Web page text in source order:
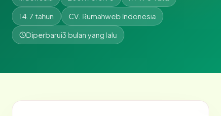
14.7 tahun CV. Rumahweb Indonesia
Diperbarui3 bulan yang lalu